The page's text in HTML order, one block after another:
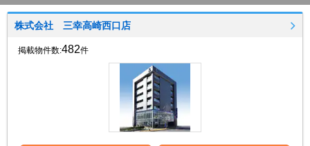
株式会社 三幸高崎西口店
掲載物件数:482件